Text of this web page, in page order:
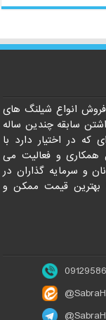
انواع شیلنگ های
سابقه چندین ساله
در اختیار دارد با
همکاری و فعالیت می
و سرمایه گذاران در
بهترین قیمت ممکن و